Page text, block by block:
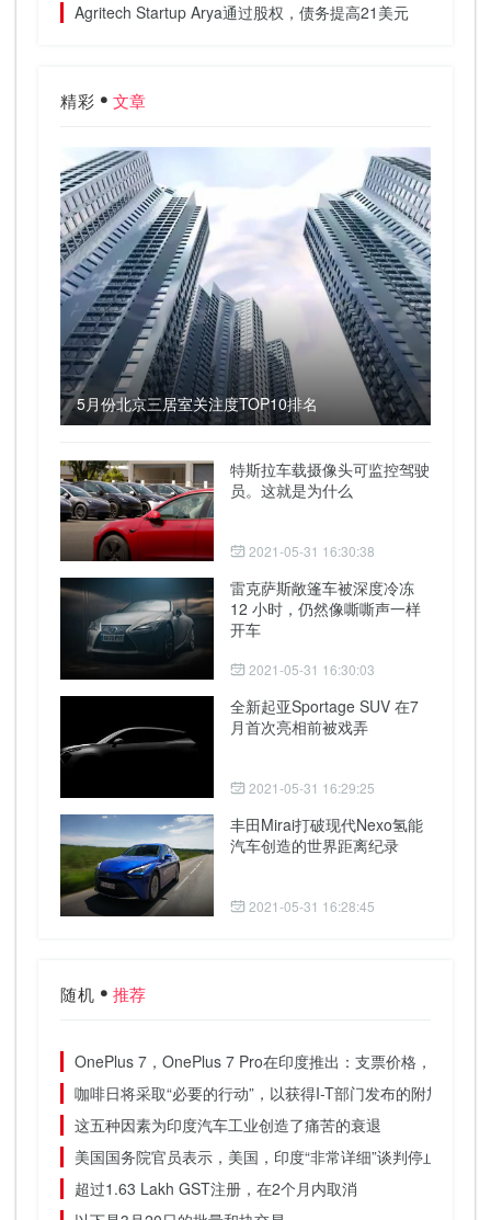
Agritech Startup Arya通过股权，债务提高21美元
精彩 文章
5月份北京三居室关注度TOP10排名
特斯拉车载摄像头可监控驾驶
员。这就是为什么
2021-05-31 16:30:38
雷克萨斯敞篷车被深度冷冻
12 小时，仍然像嘶嘶声一样
开车
2021-05-31 16:30:03
全新起亚Sportage SUV 在7
月首次亮相前被戏弄
2021-05-31 16:29:25
丰田Mirai打破现代Nexo氢能
汽车创造的世界距离纪录
2021-05-31 16:28:45
随机 推荐
OnePlus 7，OnePlus 7 Pro在印度推出：支票价格，功能等
咖啡日将采取“必要的行动”，以获得I-T部门发布的附加思维
这五种因素为印度汽车工业创造了痛苦的衰退
美国国务院官员表示，美国，印度“非常详细”谈判停止伊朗石
超过1.63 Lakh GST注册，在2个月内取消